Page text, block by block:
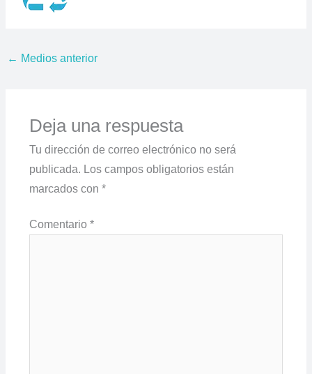
← Medios anterior
Deja una respuesta
Tu dirección de correo electrónico no será
publicada. Los campos obligatorios están
marcados con *
Comentario *